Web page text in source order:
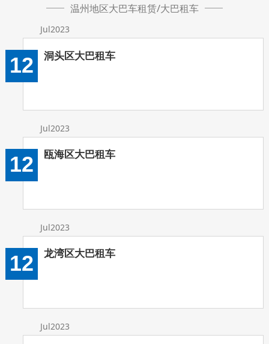
温州地区大巴车租赁/大巴租车
Jul2023
12 洞头区大巴租车
Jul2023
12 瓯海区大巴租车
Jul2023
12 龙湾区大巴租车
Jul2023